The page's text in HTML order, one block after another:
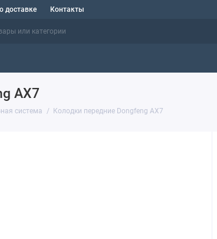
доставке Контакты
AX7
система Колодки передние Dongfeng AX7